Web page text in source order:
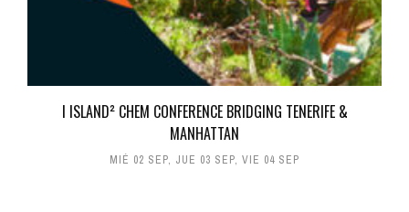
I ISLAND² CHEM CONFERENCE BRIDGING TENERIFE &
MANHATTAN
MIÉ 02 SEP, JUE 03 SEP, VIE 04 SEP